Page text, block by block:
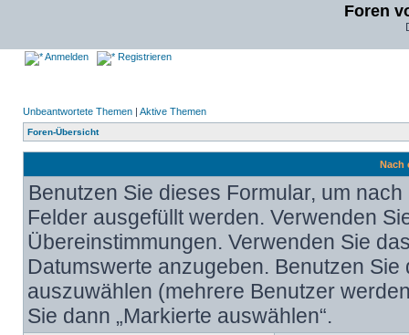
Foren
Anmelden Registrieren
Unbeantwortete Themen | Aktive Themen
Foren-Übersicht
Nach
Benutzen Sie dieses Formular, um
Felder ausgefüllt werden. Verwenden
Übereinstimmungen. Verwenden Sie
Datumswerte anzugeben. Benutzen
auszuwählen (mehrere Benutzer
Sie dann „Markierte auswählen“.